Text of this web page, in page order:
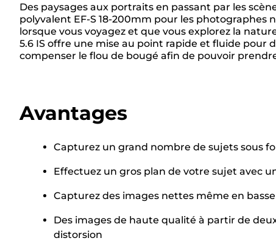
Des paysages aux portraits en passant par les
polyvalent EF-S 18-200mm pour les photographes
lorsque vous voyagez et que vous explorez la
5.6 IS offre une mise au point rapide et fluide pour
compenser le flou de bougé afin de pouvoir
Avantages
Capturez un grand nombre de sujets sous
Effectuez un gros plan de votre sujet avec
Capturez des images nettes même en
Des images de haute qualité à partir de
distorsion